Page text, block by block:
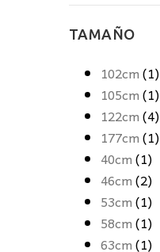
TAMAÑO
102cm(1)
105cm(1)
122cm(4)
177cm(1)
40cm(1)
46cm(2)
53cm(1)
58cm(1)
63cm(1)